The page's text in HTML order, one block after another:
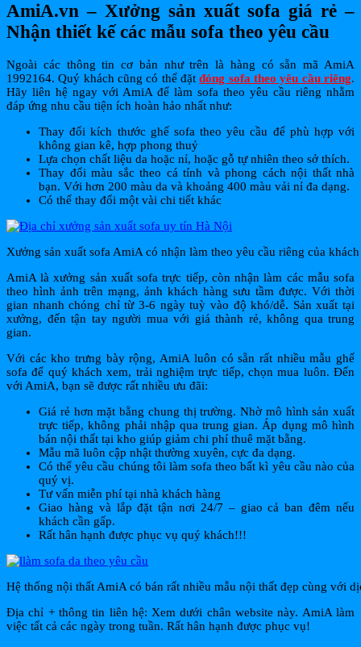
AmiA.vn – Xưởng sản xuất sofa giá rẻ –
Nhận thiết kế các mẫu sofa theo yêu cầu
Ngoài các thông tin cơ bản như trên là hàng có sẵn mã AmiA
1992164. Quý khách cũng có thể đặtđóng sofa theo yêu cầu riêng.
Hãy liên hệ ngay với AmiA để làm sofa theo yêu cầu riêng nhằm
đáp ứng nhu cầu tiện ích hoàn hảo nhất như:
Thay đổi kích thước ghế sofa theo yêu cầu để phù hợp với
không gian kê, hợp phong thuỷ
Lựa chọn chất liệu da hoặc nỉ, hoặc gỗ tự nhiên theo sở thích.
Thay đổi màu sắc theo cá tính và phong cách nội thất nhà
bạn. Với hơn 200 màu da và khoảng 400 màu vải nỉ đa dạng.
Có thể thay đổi một vài chi tiết khác
Xưởng sản xuất sofa AmiA có nhận làm theo yêu cầu riêng của
AmiA là xưởng sản xuất sofa trực tiếp, còn nhận làm các mẫu sofa
theo hình ảnh trên mạng, ảnh khách hàng sưu tầm được. Với thời
gian nhanh chóng chỉ từ 3-6 ngày tuỳ vào độ khó/dễ. Sản xuất tại
xưởng, đến tận tay người mua với giá thành rẻ, không qua trung
gian.
Với các kho trưng bày rộng, AmiA luôn có sẵn rất nhiều mẫu ghế
sofa để quý khách xem, trải nghiệm trực tiếp, chọn mua luôn. Đến
với AmiA, bạn sẽ được rất nhiều ưu đãi:
Giá rẻ hơn mặt bằng chung thị trường. Nhờ mô hình sản xuất
trực tiếp, không phải nhập qua trung gian. Áp dụng mô hình
bán nội thất tại kho giúp giảm chi phí thuê mặt bằng.
Mẫu mã luôn cập nhật thường xuyên, cực đa dạng.
Có thể yêu cầu chúng tôi làm sofa theo bất kì yêu cầu nào của
quý vị.
Tư vấn miễn phí tại nhà khách hàng
Giao hàng và lắp đặt tận nơi 24/7 – giao cả ban đêm nếu
khách cần gấp.
Rất hân hạnh được phục vụ quý khách!!!
Hệ thống nội thất AmiA có bán rất nhiều mẫu nội thất đẹp cùng với
Địa chỉ + thông tin liên hệ: Xem dưới chân website này. AmiA làm
việc tất cả các ngày trong tuần. Rất hân hạnh được phục vụ!